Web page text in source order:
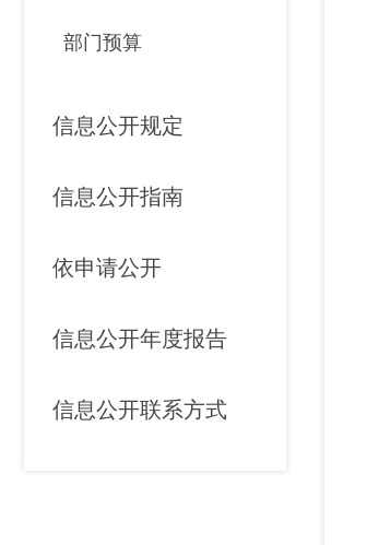
部门预算
信息公开规定
信息公开指南
依申请公开
公民
法人/其他组织
信息公开年度报告
信息公开联系方式